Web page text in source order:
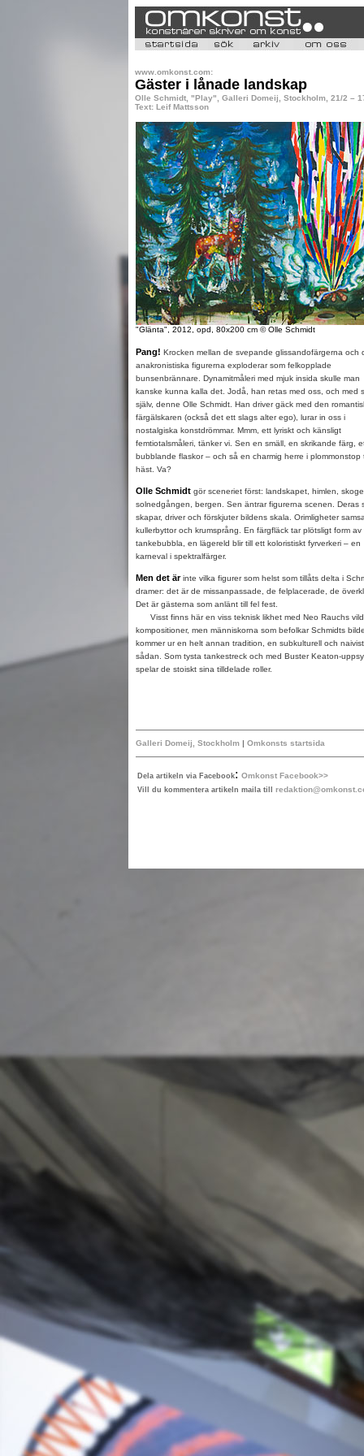
www.omkonst.com:
Gäster i lånade landskap
Olle Schmidt, "Play", Galleri Domeij, Stockholm, 21/2 –
Text: Leif Mattsson
"Glänta", 2012, opd, 80x200 cm © Olle Schmidt
Pang! Krocken mellan de svepande glissandofärgerna och
anakronistiska figurerna exploderar som felkopplade
bunsenbrännare. Dynamitmåleri med mjuk insida skulle man
kanske kunna kalla det. Jodå, han retas med oss, och med
själv, denne Olle Schmidt. Han driver gäck med den
färgälskaren (också det ett slags alter ego), lurar in oss i
nostalgiska konstdrömmar. Mmm, ett lyriskt och känsligt
femtiotalsmåleri, tänker vi. Sen en smäll, en skrikande färg,
bubblande flaskor – och så en charmig herre i plommonstop
häst. Va?
Olle Schmidtgör sceneriet först: landskapet, himlen,
solnedgången, bergen. Sen äntrar figurerna scenen. Deras
skapar, driver och förskjuter bildens skala. Orimligheter
kullerbyttor och krumsprång. En färgfläck tar plötsligt form av
tankebubbla, en lägereld blir till ett koloristiskt fyrverkeri – en
karneval i spektralfärger.
Men det ärinte vilka figurer som helst som tillåts delta i
dramer: det är de missanpassade, de felplacerade, de
Det är gästerna som anlänt till fel fest.
Visst finns här en viss teknisk likhet med Neo Rauchs
kompositioner, men människorna som befolkar Schmidts
kommer ur en helt annan tradition, en subkulturell och
sådan. Som tysta tankestreck och med Buster Keaton-
spelar de stoiskt sina tilldelade roller.
Galleri Domeij, Stockholm| Omkonsts startsida
Dela artikeln via Facebook: Omkonst Facebook>>
Vill du kommentera artikeln maila till